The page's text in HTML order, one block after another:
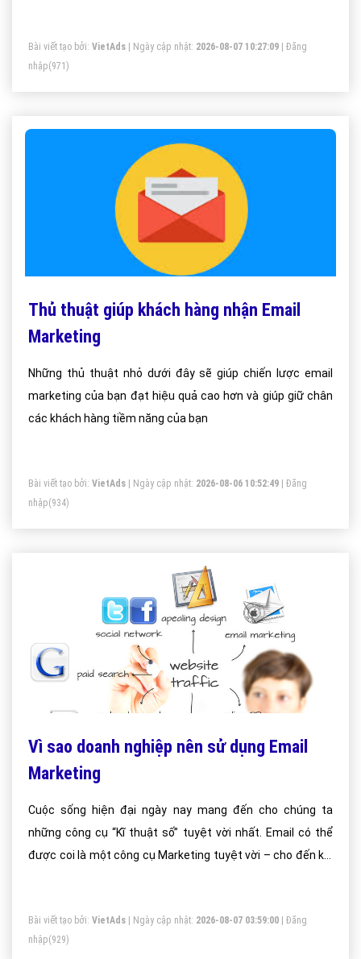
Bài viết tạo bởi: VietAds | Ngày cập nhật: 2026-08-07 10:27:09
Đăng
nhập(971)
Thủ thuật giúp khách hàng nhận Email
Marketing
Những thủ thuật nhỏ dưới đây sẽ giúp chiến lược email
marketing của bạn đạt hiệu quả cao hơn và giúp giữ chân
các khách hàng tiềm năng của bạn
Bài viết tạo bởi: VietAds | Ngày cập nhật: 2026-08-06 10:52:49
Đăng
nhập(934)
Vì sao doanh nghiệp nên sử dụng Email
Marketing
Cuộc sống hiện đại ngày nay mang đến cho chúng ta
những công cụ “Kĩ thuật số” tuyệt vời nhất. Email có thể
được coi là một công cụ Marketing tuyệt vời – cho đến khi
Bài viết tạo bởi: VietAds | Ngày cập nhật: 2026-08-07 03:59:00
Đăng
nhập(929)